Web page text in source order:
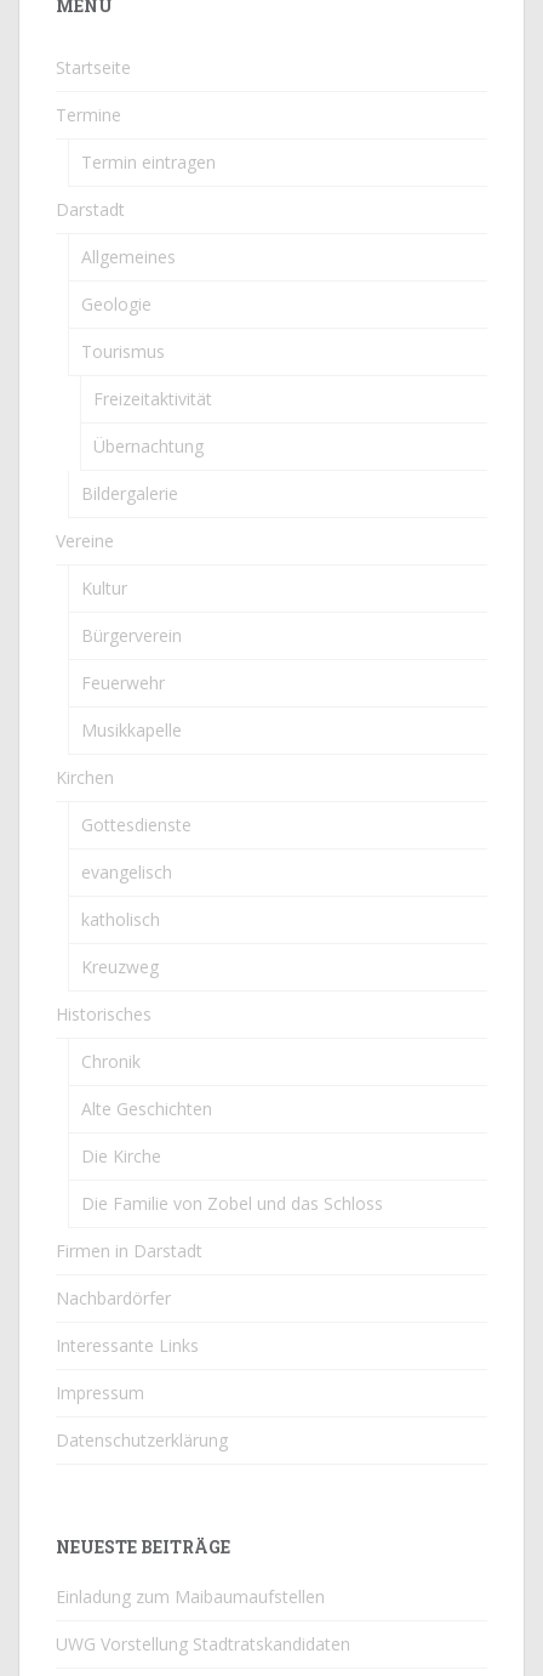
MENÜ
Startseite
Termine
Termin eintragen
Darstadt
Allgemeines
Geologie
Tourismus
Freizeitaktivität
Übernachtung
Bildergalerie
Vereine
Kultur
Bürgerverein
Feuerwehr
Musikkapelle
Kirchen
Gottesdienste
evangelisch
katholisch
Kreuzweg
Historisches
Chronik
Alte Geschichten
Die Kirche
Die Familie von Zobel und das Schloss
Firmen in Darstadt
Nachbardörfer
Interessante Links
Impressum
Datenschutzerklärung
NEUESTE BEITRÄGE
Einladung zum Maibaumaufstellen
UWG Vorstellung Stadtratskandidaten